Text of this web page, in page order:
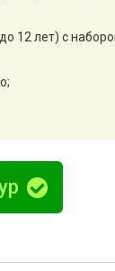
12 лет) с